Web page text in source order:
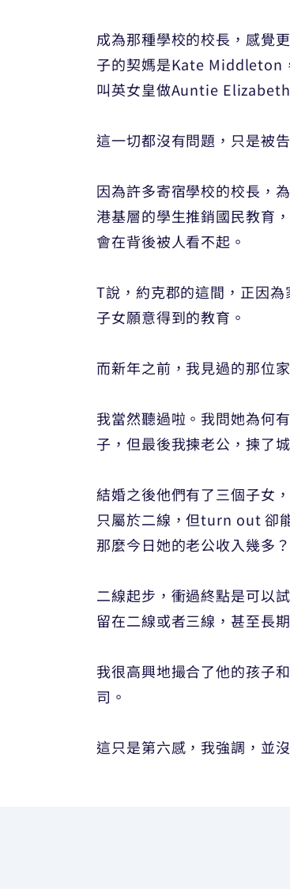
成為那種學校的校長，感覺
子的契媽是Kate Middleton
叫英女皇做Auntie Elizabeth
這一切都沒有問題，只是被
因為許多寄宿學校的校長，
港基層的學生推銷國民教育
會在背後被人看不起。
T說，約克郡的這間，正因
子女願意得到的教育。
而新年之前，我見過的那位
我當然聽過啦。我問她為何
子，但最後我揀老公，揀了
結婚之後他們有了三個子女
只屬於二線，但turn out 卻
那麼今日她的老公收入幾多
二線起步，衝過終點是可以
留在二線或者三線，甚至長
我很高興地撮合了他的孩子
司。
這只是第六感，我強調，並